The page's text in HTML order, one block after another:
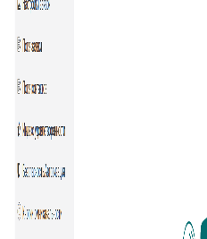
79
82Конец смены
83Автоподпись сотрудника
Умное распределение по